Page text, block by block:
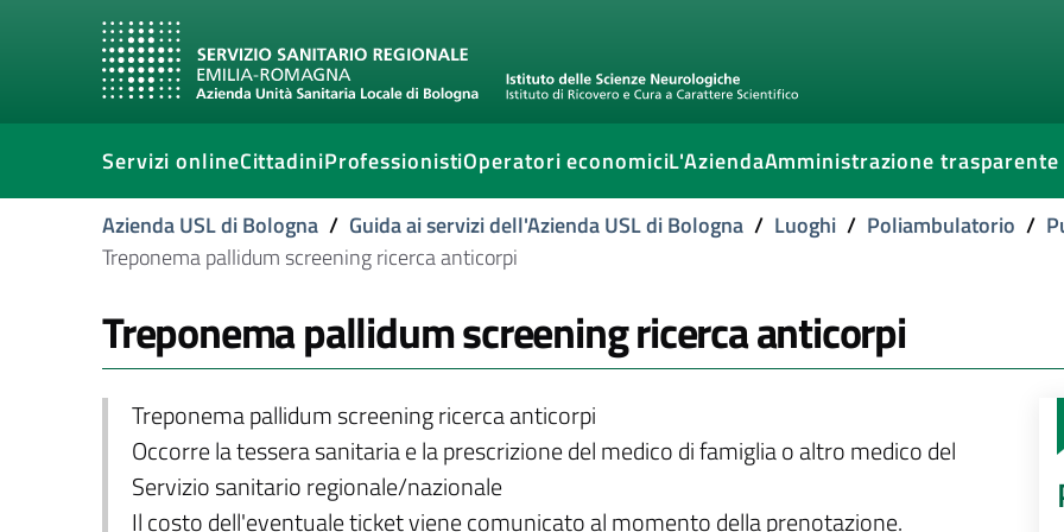
Servizi onlineCittadiniProfessionistiOperatori economiciL'AziendaAmministrazione trasparente
Azienda USL di Bologna / Guida ai servizi dell'Azienda USL di Bologna / Luoghi / Poliambulatorio /
Treponema pallidum screening ricerca anticorpi
Treponema pallidum screening ricerca anticorpi
Treponema pallidum screening ricerca anticorpi
Occorre la tessera sanitaria e la prescrizione del medico di famiglia o altro medico del
Servizio sanitario regionale/nazionale
Il costo dell'eventuale ticket viene comunicato al momento della prenotazione.